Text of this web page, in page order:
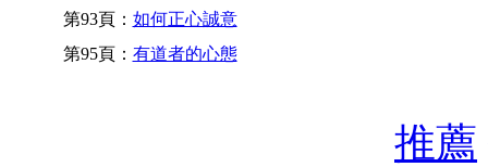
第93頁： 如何正心誠意
第95頁： 有道者的心態
推薦